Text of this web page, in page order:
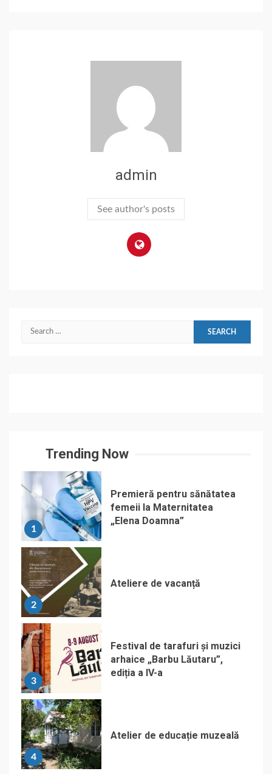
admin
See author's posts
Search
Trending Now
1
Premieră pentru sănătatea
femeii la Maternitatea
„Elena Doamna”
2
Ateliere de vacanță
3
Festival de tarafuri și muzici
arhaice „Barbu Lăutaru”,
ediția a IV-a
4
Atelier de educație muzeală